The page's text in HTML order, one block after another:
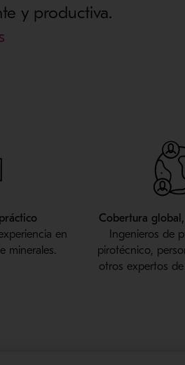
y productiva.
en
minerales.
Cobertura
Ingenieros de
pirotécnico,
otros expertos